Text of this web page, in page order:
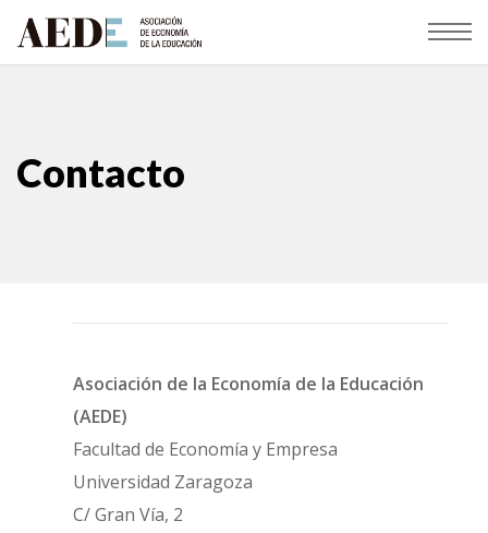
Contacto
Asociación de la Economía de la Educación
(AEDE)
Facultad de Economía y Empresa
Universidad Zaragoza
C/ Gran Vía, 2